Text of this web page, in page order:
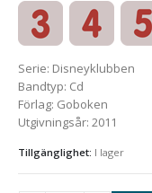
Serie: Disneyklubben
Bandtyp: Cd
Förlag: Goboken
Utgivningsår: 2011
Tillgänglighet: I lager